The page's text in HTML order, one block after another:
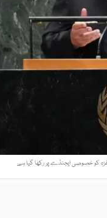
کو خصوصی ایجنڈے پر رکھا گیا ہے